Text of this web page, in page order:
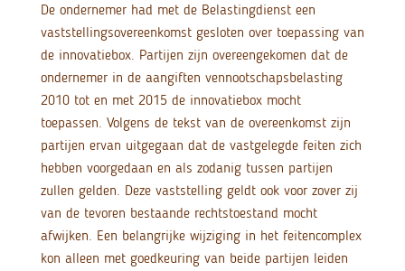
De ondernemer had met de Belastingdienst een
vaststellingsovereenkomst gesloten over toepassing van
de innovatiebox. Partijen zijn overeengekomen dat de
ondernemer in de aangiften vennootschapsbelasting
2010 tot en met 2015 de innovatiebox mocht
toepassen. Volgens de tekst van de overeenkomst zijn
partijen ervan uitgegaan dat de vastgelegde feiten zich
hebben voorgedaan en als zodanig tussen partijen
zullen gelden. Deze vaststelling geldt ook voor zover zij
van de tevoren bestaande rechtstoestand mocht
afwijken. Een belangrijke wijziging in het feitencomplex
kon alleen met goedkeuring van beide partijen leiden